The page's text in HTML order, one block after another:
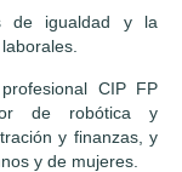
de igualdad y la
CIP FP
de robótica y
y finanzas, y
y de mujeres.